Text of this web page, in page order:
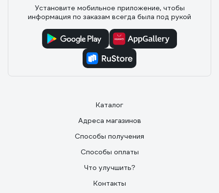
Установите мобильное приложение, чтобы
информация по заказам всегда была под рукой
Каталог
Адреса магазинов
Способы получения
Способы оплаты
Что улучшить?
Контакты